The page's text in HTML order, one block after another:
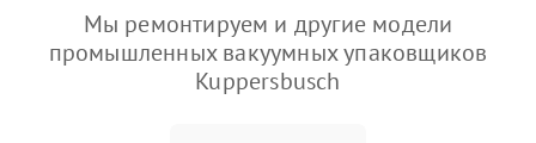
Мы ремонтируем и другие модели
промышленных вакуумных упаковщиков
Kuppersbusch